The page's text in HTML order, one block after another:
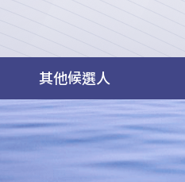
其他候選人